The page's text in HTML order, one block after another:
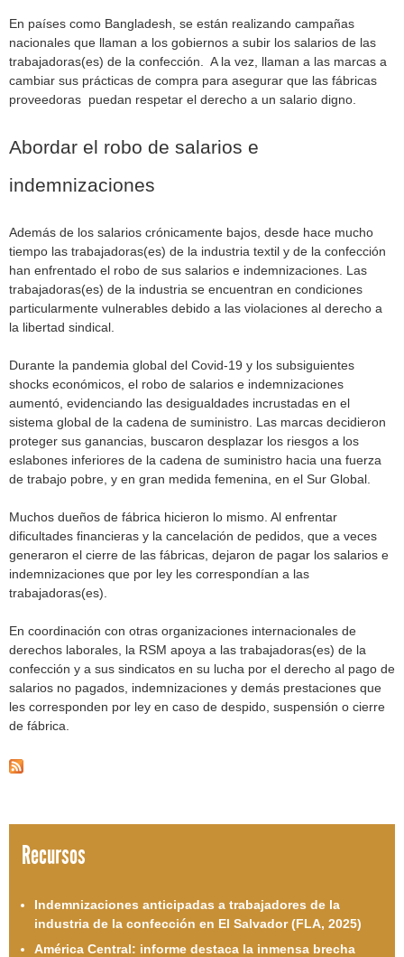
En países como Bangladesh, se están realizando campañas
nacionales que llaman a los gobiernos a subir los salarios de las
trabajadoras(es) de la confección. A la vez, llaman a las marcas a
cambiar sus prácticas de compra para asegurar que las fábricas
proveedoras puedan respetar el derecho a un salario digno.
Abordar el robo de salarios e
indemnizaciones
Además de los salarios crónicamente bajos, desde hace mucho
tiempo las trabajadoras(es) de la industria textil y de la confección
han enfrentado el robo de sus salarios e indemnizaciones. Las
trabajadoras(es) de la industria se encuentran en condiciones
particularmente vulnerables debido a las violaciones al derecho a
la libertad sindical.
Durante la pandemia global del Covid-19 y los subsiguientes
shocks económicos, el robo de salarios e indemnizaciones
aumentó, evidenciando las desigualdades incrustadas en el
sistema global de la cadena de suministro. Las marcas decidieron
proteger sus ganancias, buscaron desplazar los riesgos a los
eslabones inferiores de la cadena de suministro hacia una fuerza
de trabajo pobre, y en gran medida femenina, en el Sur Global.
Muchos dueños de fábrica hicieron lo mismo. Al enfrentar
dificultades financieras y la cancelación de pedidos, que a veces
generaron el cierre de las fábricas, dejaron de pagar los salarios e
indemnizaciones que por ley les correspondían a las
trabajadoras(es).
En coordinación con otras organizaciones internacionales de
derechos laborales, la RSM apoya a las trabajadoras(es) de la
confección y a sus sindicatos en su lucha por el derecho al pago de
salarios no pagados, indemnizaciones y demás prestaciones que
les corresponden por ley en caso de despido, suspensión o cierre
de fábrica.
Recursos
Indemnizaciones anticipadas a trabajadores de la
industria de la confección en El Salvador (FLA, 2025)
América Central: informe destaca la inmensa brecha